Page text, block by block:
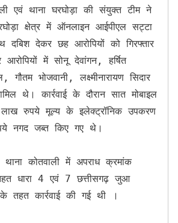
एवं थाना घरघोड़ा की संयुक्त टीम ने
क्षेत्र में ऑनलाइन आईपीएल सट्टा
दबिश देकर छह आरोपियों को गिरफ्तार
आरोपियों में सोनू देवांगन, हर्षित
भोजवानी, लक्ष्मीनारायण सिदार
थे। कार्रवाई के दौरान सात मोबाइल
रुपये मूल्य के इलेक्ट्रॉनिक उपकरण
नगद जब्त किए गए थे।
धारा 4 एवं 7 छत्तीसगढ़ जुआ
तहत कार्रवाई की गई थी ।